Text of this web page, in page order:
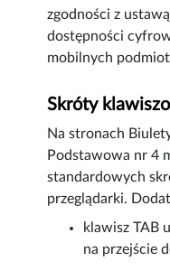
zgodności z
dostępności
mobilnych
Skróty
Na stronach
Podstawowa nr 4
standardowych
przeglądarki.
klawisz TAB
na przejście